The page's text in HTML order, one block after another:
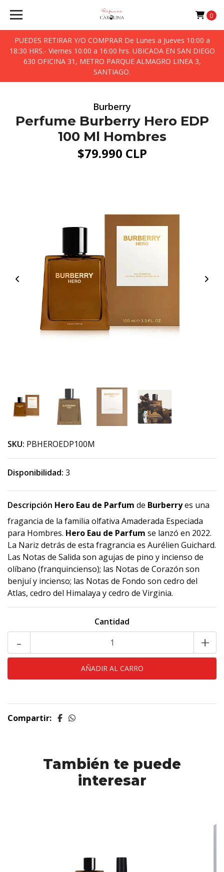
PUEDES RETIRAR Y/O COMPRAR De Lunes a Jueves 10:00 a
18:30 HRS.- Viernes 10:00 a 16:00 hrs. UBICADA EN SAN DIEGO
630 OFICINA 31, METRO PARQUE ALMAGRO LINEA 3,
SANTIAGO.
0
Burberry
Perfume Burberry Hero EDP
100 Ml Hombres
$79.990 CLP
SKU: PBHEROEDP100M
Disponibilidad: 3
Descripción Hero Eau de Parfum de Burberryes una
fragancia de la familia olfativa Amaderada Especiada
para Hombres. Hero Eau de Parfum se lanzó en 2022.
La Nariz detrás de esta fragrancia es Aurélien Guichard.
Las Notas de Salida son agujas de pino y incienso de
olíbano (franquincienso); las Notas de Corazón son
benjuí y incienso; las Notas de Fondo son cedro del
Atlas, cedro del Himalaya y cedro de Virginia.
Cantidad
- +
Compartir:
También te puede
interesar